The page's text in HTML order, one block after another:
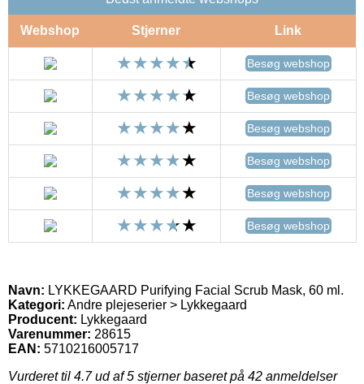
Webshop Stjerner Link
Besøg webshop
Besøg webshop
Besøg webshop
Besøg webshop
Besøg webshop
Besøg webshop
Navn: LYKKEGAARD Purifying Facial Scrub Mask, 60 ml.
Kategori: Andre plejeserier > Lykkegaard
Producent: Lykkegaard
Varenummer: 28615
EAN: 5710216005717
Vurderet til 4.7ud af 5 stjerner baseret på 42 anmeldelser